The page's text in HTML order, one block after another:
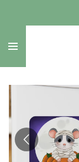
contenu